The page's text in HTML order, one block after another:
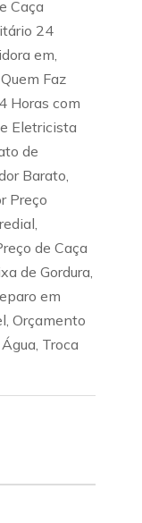
Caça
24
em,
Faz
Horas com
Eletricista
de
Barato,
Preço
de Caça
de Gordura,
em
Orçamento
Troca